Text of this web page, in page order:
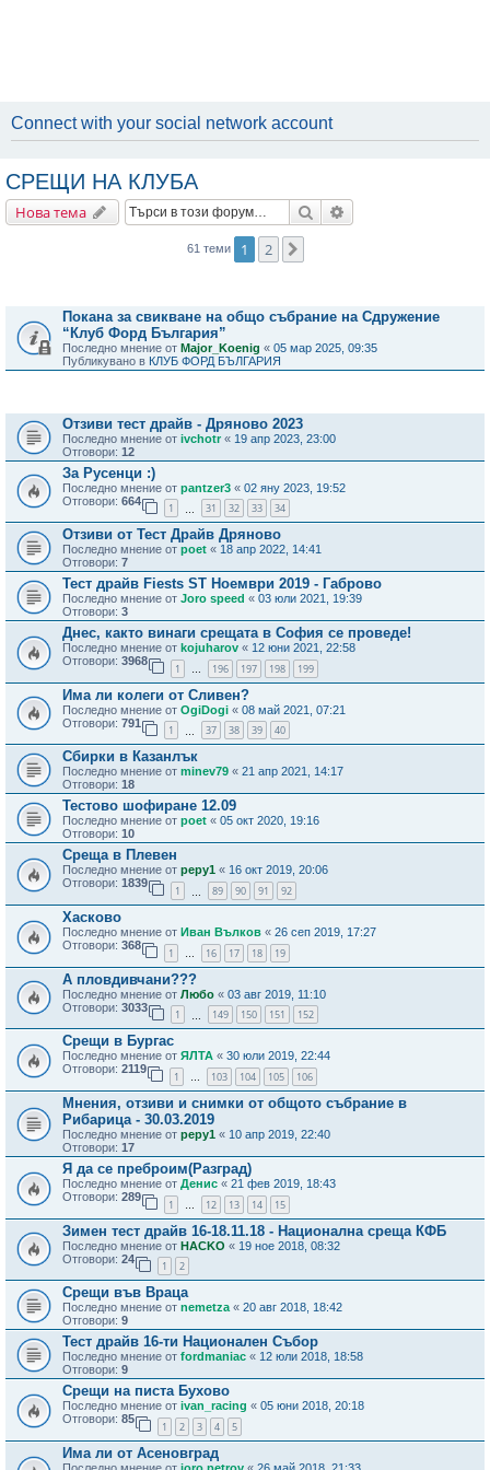
Connect with your social network account
СРЕЩИ НА КЛУБА
Нова тема Търсене
61 теми 1 2
Покана за свикване на общо събрание на Сдружение
“Клуб Форд България”
Последно мнение от Major_Koenig « 05 мар 2025, 09:35
Публикувано в КЛУБ ФОРД БЪЛГАРИЯ
Отзиви тест драйв - Дряново 2023
Последно мнение от ivchotr « 19 апр 2023, 23:00
Отговори: 12
За Русенци :)
Последно мнение от pantzer3 « 02 яну 2023, 19:52
Отговори: 664
1 31 32 33 34
Отзиви от Тест Драйв Дряново
Последно мнение от poet « 18 апр 2022, 14:41
Отговори: 7
Тест драйв Fiests ST Ноември 2019 - Габрово
Последно мнение от Joro speed « 03 юли 2021, 19:39
Отговори: 3
Днес, както винаги срещата в София се проведе!
Последно мнение от kojuharov « 12 юни 2021, 22:58
Отговори: 3968
1 … 196 197 198 199
Има ли колеги от Сливен?
Последно мнение от OgiDogi « 08 май 2021, 07:21
Отговори: 791
1 37 38 39 40
Сбирки в Казанлък
Последно мнение от minev79 « 21 апр 2021, 14:17
Отговори: 18
Тестово шофиране 12.09
Последно мнение от poet « 05 окт 2020, 19:16
Отговори: 10
Среща в Плевен
Последно мнение от pepy1 « 16 окт 2019, 20:06
Отговори: 1839
1 89 90 91 92
Хасково
Последно мнение от Иван Вълков « 26 сеп 2019, 17:27
Отговори: 368
1 … 16 17 18 19
А пловдивчани???
Последно мнение от Любо « 03 авг 2019, 11:10
Отговори: 3033
1 149 150 151 152
Срещи в Бургас
Последно мнение от ЯЛТА « 30 юли 2019, 22:44
Отговори: 2119
1 … 103 104 105 106
Мнения, отзиви и снимки от общото събрание в
Рибарица - 30.03.2019
Последно мнение от pepy1 « 10 апр 2019, 22:40
Отговори: 17
Я да се преброим(Разград)
Последно мнение от Денис « 21 фев 2019, 18:43
Отговори: 289
1 … 12 13 14 15
Зимен тест драйв 16-18.11.18 - Национална среща КФБ
Последно мнение от HACKO « 19 ное 2018, 08:32
Отговори: 24
1 2
Срещи във Враца
Последно мнение от nemetza « 20 авг 2018, 18:42
Отговори: 9
Тест драйв 16-ти Национален Събор
Последно мнение от fordmaniac « 12 юли 2018, 18:58
Отговори: 9
Срещи на писта Бухово
Последно мнение от ivan_racing « 05 юни 2018, 20:18
Отговори: 85
1 2 3 4 5
Има ли от Асеновград